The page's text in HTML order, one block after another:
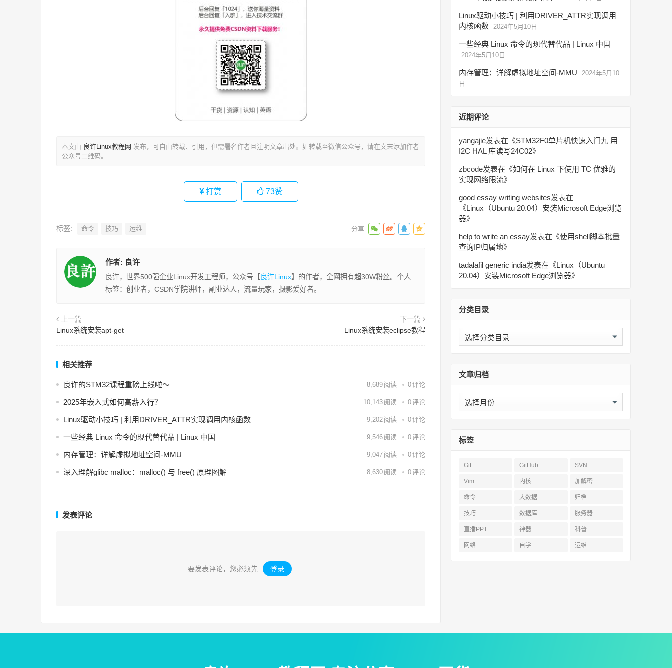
本文由 良许Linux教程网 发布，可自由转载、引用，但需署名作者且注明文章出处。如转载至微信公众号，请在文末添加作者
公众号二维码。
打赏 73赞
标签: 命令 技巧 运维
作者: 良许
良许，世界500强企业Linux开发工程师，公众号【 良许Linux】的作者，全网拥有超30W粉丝。个人
标签：创业者，CSDN学院讲师，副业达人，流量玩家，摄影爱好者。
上一篇
Linux系统安装apt-get
下一篇
Linux系统安装eclipse教程
相关推荐
良许的STM32课程重磅上线啦～ 8,689 阅读 0评论
2025年嵌入式如何高薪入行？ 10,143 阅读 0评论
Linux驱动小技巧 | 利用DRIVER_ATTR实现调用内核函数 9,202 阅读 0评论
一些经典 Linux 命令的现代替代品 | Linux 中国 9,546 阅读 0评论
内存管理：详解虚拟地址空间-MMU 9,047 阅读 0评论
深入理解glibc malloc：malloc() 与 free() 原理图解 8,630 阅读 0评论
发表评论
要发表评论，您必须先 登录 。
Linux驱动小技巧 | 利用DRIVER_ATTR实现调用
内核函数 2024年5月10日
一些经典 Linux 命令的现代替代品 | Linux 中国
2024年5月10日
内存管理：详解虚拟地址空间-MMU
2024年5月10
日
近期评论
yangajie发表在《STM32F0单片机快速入门九 用
I2C HAL 库读写24C02》
zbcode发表在《如何在 Linux 下使用 TC 优雅的
实现网络限流》
good essay writing websites发表在
《Linux（Ubuntu 20.04）安装Microsoft Edge浏览
器》
help to write an essay发表在《使用shell脚本批量
查询IP归属地》
tadalafil generic india发表在《Linux（Ubuntu
20.04）安装Microsoft Edge浏览器》
分类目录
分
类
文章归档
文
章
标签
Git GitHub SVN
Vim 内核 加解密
命令 大数据 归档
技巧 数据库 服务器
直播PPT 神器 科普
网络 自学 运维